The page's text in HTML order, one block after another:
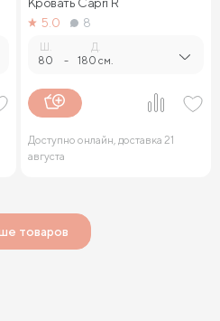
5.0
8
Ш.
80 -
Д.
180 см.
Доступно онлайн, доставка 21
августа
товаров